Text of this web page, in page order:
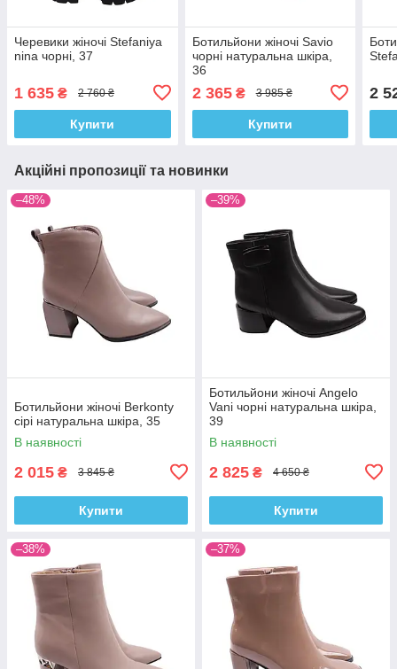
Черевики жіночі Stefaniya
nina чорні, 37
1 635 ₴ 2 760 ₴
Купити
Ботильйони жіночі Savio
чорні натуральна шкіра,
36
2 365₴ 3 985 ₴
Купити
2
Акційні пропозиції та новинки
–48%
Ботильйони жіночі Berkonty
сірі натуральна шкіра, 35
В наявності
2 015 ₴ 3 845 ₴
Купити
–39%
Ботильйони жіночі Angelo
Vani чорні натуральна шкіра,
39
В наявності
2 825 ₴ 4 650 ₴
Купити
–38% –37%